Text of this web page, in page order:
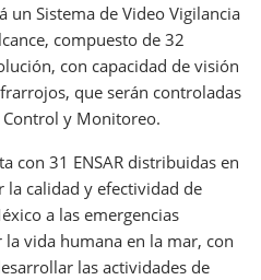
un Sistema de Video Vigilancia
compuesto de 32
con capacidad de visión
que serán controladas
Control y Monitoreo.
con 31 ENSAR distribuidas en
calidad y efectividad de
a las emergencias
vida humana en la mar, con
las actividades de